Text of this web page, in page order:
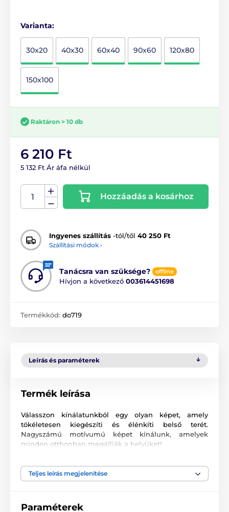
Varianta:
30x20 40x30 60x40 90x60 120x80
150x100
Raktáron > 10 db
6 210 Ft
5 132 Ft Ár áfa nélkül
Hozzáadás a kosárhoz
Ingyenes szállítás -tól/től 40 250 Ft
Szállítási módok ›
Tanácsra van szüksége? offline
Hívjon a következő 003614451698
Termékkód: do719
Leírás és paraméterek
Termék leírása
Válasszon kínálatunkból egy olyan képet, amely
tökéletesen kiegészíti és élénkíti belső terét.
Nagyszámú motívumú képet kínálunk, amelyek
minden otthonban megállják a helyüket!
Számunkra fontos a minőség, ezért képeinkhez nem
képünket súlyú
Teljes leírás megjelenítése
Paraméterek